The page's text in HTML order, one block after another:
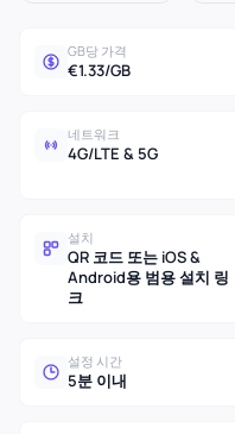
GB당 가격
€1.33/GB
네트워크
4G/LTE & 5G
설치
QR 코드 또는 iOS &
Android용 범용 설치 링
크
설정 시간
5분 이내